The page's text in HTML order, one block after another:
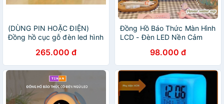
(DÙNG PIN HOẶC ĐIỆN)
Đồng hồ cục gỗ đèn led hình
265.000 đ
Đồng Hồ Báo Thức Màn Hình
LCD - Đèn LED Nền Cảm
98.000 đ